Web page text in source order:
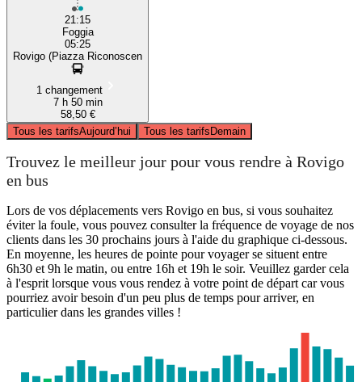
21:15
Foggia
05:25
Rovigo (Piazza Riconoscen
1 changement
7 h 50 min
58,50 €
Tous les tarifsAujourd’hui Tous les tarifsDemain
Trouvez le meilleur jour pour vous rendre à Rovigo
en bus
Lors de vos déplacements vers Rovigo en bus, si vous souhaitez
éviter la foule, vous pouvez consulter la fréquence de voyage de nos
clients dans les 30 prochains jours à l'aide du graphique ci-dessous.
En moyenne, les heures de pointe pour voyager se situent entre
6h30 et 9h le matin, ou entre 16h et 19h le soir. Veuillez garder cela
à l'esprit lorsque vous vous rendez à votre point de départ car vous
pourriez avoir besoin d'un peu plus de temps pour arriver, en
particulier dans les grandes villes !